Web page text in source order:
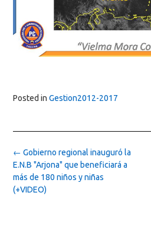
Posted in Gestion2012-2017
Post
navigation
← Gobierno regional inauguró la
E.N.B "Arjona" que beneficiará a
más de 180 niños y niñas
(+VIDEO)